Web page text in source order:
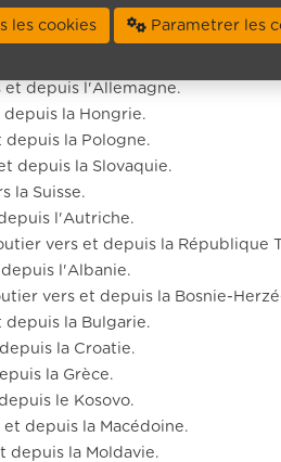
depuis le Tadjikistan.
et depuis le Turkménistan.
depuis l'Ouzbékistan.
et depuis l'Allemagne.
la Hongrie.
depuis la Pologne.
depuis la Slovaquie.
la Suisse.
l'Autriche.
vers et depuis la République
l'Albanie.
vers et depuis la Bosnie-
depuis la Bulgarie.
la Croatie.
la Grèce.
le Kosovo.
depuis la Macédoine.
depuis la Moldavie.
les cookies Parametrer les